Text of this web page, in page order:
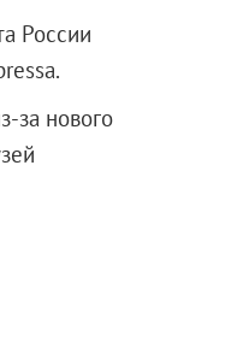
России
за нового